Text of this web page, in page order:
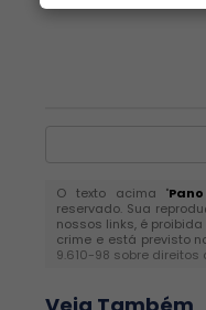
O texto acima "
reservado. Sua
nossos links, é
crime e está previsto
9.610-98 sobre direitos